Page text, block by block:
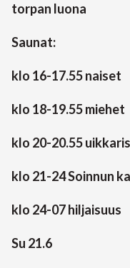
torpan luona
Saunat:
klo 16-17.55 naiset
klo 18-19.55 miehet
klo 20-20.55
klo 21-24 Soinnun
klo 24-07 hiljaisuus
Su 21.6